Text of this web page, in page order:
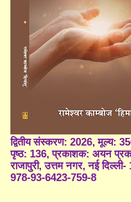
द्वितीय संस्करण: 2026, मूल्य:
पृष्ठ: 136, प्रकाशक: अयन
राजापुरी, उत्तम नगर, नई
978-93-6423-759-8